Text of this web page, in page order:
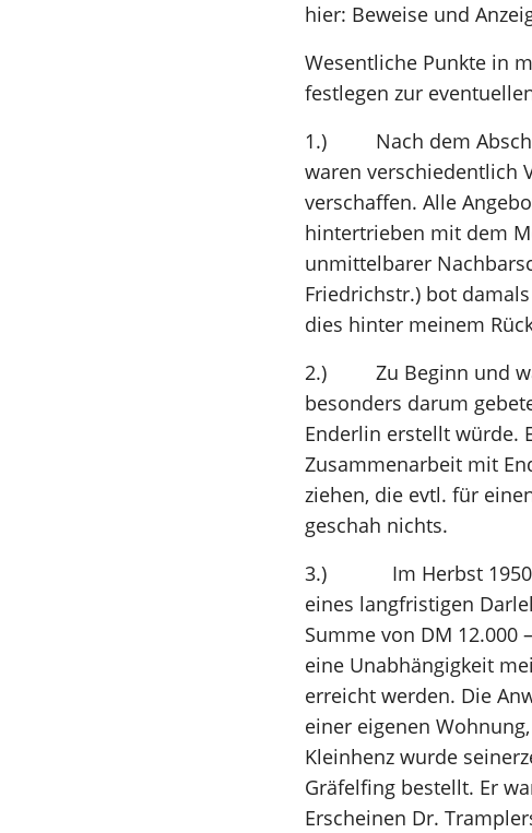
hier: Beweise und
Wesentliche Punkte in
festlegen zur
1.) Nach dem
waren verschiedentlich
verschaffen. Alle
hintertrieben mit dem
unmittelbarer
Friedrichstr.) bot
dies hinter meinem
2.) Zu Beginn und
besonders darum
Enderlin erstellt würde.
Zusammenarbeit mit
ziehen, die evtl. für
geschah nichts.
3.) Im Herbst 1950
eines langfristigen
Summe von DM 12.000
eine Unabhängigkeit
erreicht werden. Die
einer eigenen
Kleinhenz wurde
Gräfelfing bestellt. Er
Erscheinen Dr.